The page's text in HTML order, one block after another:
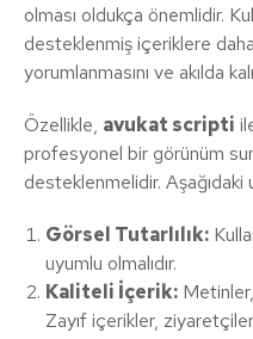
olması oldukça önemlidir.
desteklenmiş içeriklere
yorumlanmasını ve akılda
Özellikle, avukat scripti
profesyonel bir görünüm
desteklenmelidir.
Görsel Tutarlılık:
uyumlu olmalıdır.
Kaliteli İçerik:
Zayıf içerikler,